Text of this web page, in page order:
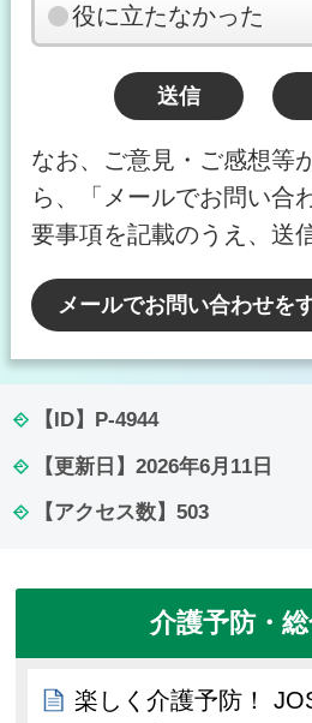
役に立たなかった
なお、ご意見・ご感想等
ら、「メールでお問い合
要事項を記載のうえ、送
メールでお問い合わせを
【ID】 P-4944
【更新日】 2026年6月11日
【アクセス数】 503
介護予防・
楽しく介護予防！